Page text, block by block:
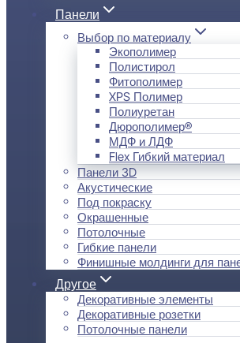
Панели
Выбор по материалу
Экополимер
Полистирол
Фитополимер
XPS Полимер
Полиуретан
Дюрополимер®
МДФ и ЛДФ
Flex Гибкий материал
Панели 3D
Акустические
Под покраску
Окрашенные
Потолочные
Гибкие панели
Финишные молдинги для
Другое
Декоративные элементы
Декоративные розетки
Потолочные панели